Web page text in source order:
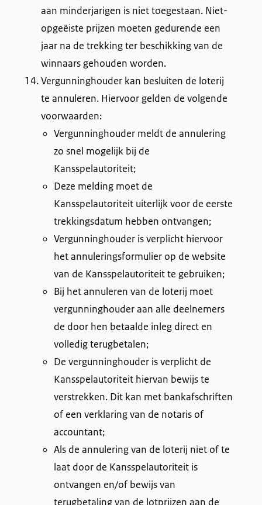
aan minderjarigen is niet toegestaan. Niet-
opgeëiste prijzen moeten gedurende een
jaar na de trekking ter beschikking van de
winnaars gehouden worden.
Vergunninghouder kan besluiten de loterij
te annuleren. Hiervoor gelden de volgende
voorwaarden:
Vergunninghouder meldt de annulering
zo snel mogelijk bij de
Kansspelautoriteit;
Deze melding moet de
Kansspelautoriteit uiterlijk voor de eerste
trekkingsdatum hebben ontvangen;
Vergunninghouder is verplicht hiervoor
het annuleringsformulier op de website
van de Kansspelautoriteit te gebruiken;
Bij het annuleren van de loterij moet
vergunninghouder aan alle deelnemers
de door hen betaalde inleg direct en
volledig terugbetalen;
De vergunninghouder is verplicht de
Kansspelautoriteit hiervan bewijs te
verstrekken. Dit kan met bankafschriften
of een verklaring van de notaris of
accountant;
Als de annulering van de loterij niet of te
laat door de Kansspelautoriteit is
ontvangen en/of bewijs van
terugbetaling van de lotprijzen aan de